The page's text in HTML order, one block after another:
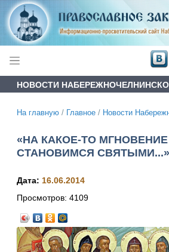
НОВОСТИ
На главную / Главное / Новости
«НА КАКОЕ-ТО
СТАНОВИМСЯ СВЯТЫМИ...»
Дата: 16.06.2014
Просмотров: 4109